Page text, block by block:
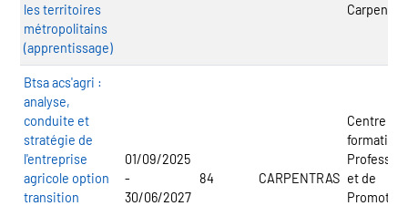
les territoires
métropolitains
(apprentissage)
Btsa acs'agri :
analyse,
conduite et
stratégie de
l'entreprise
agricole option
transition
01/09/2025
-
30/06/2027
84 CARPENTRAS
Centre de
formation
et de
Promotion